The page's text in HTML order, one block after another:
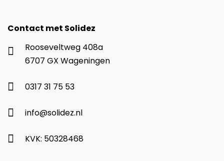
Contact met Solidez
Rooseveltweg 408a
6707 GX Wageningen
0317 31 75 53
info@solidez.nl
KVK: 50328468